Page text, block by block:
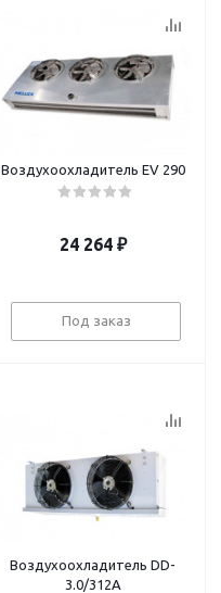
Воздухоохладитель EV 290
24 264₽
Под заказ
Воздухоохладитель DD-
3.0/312А